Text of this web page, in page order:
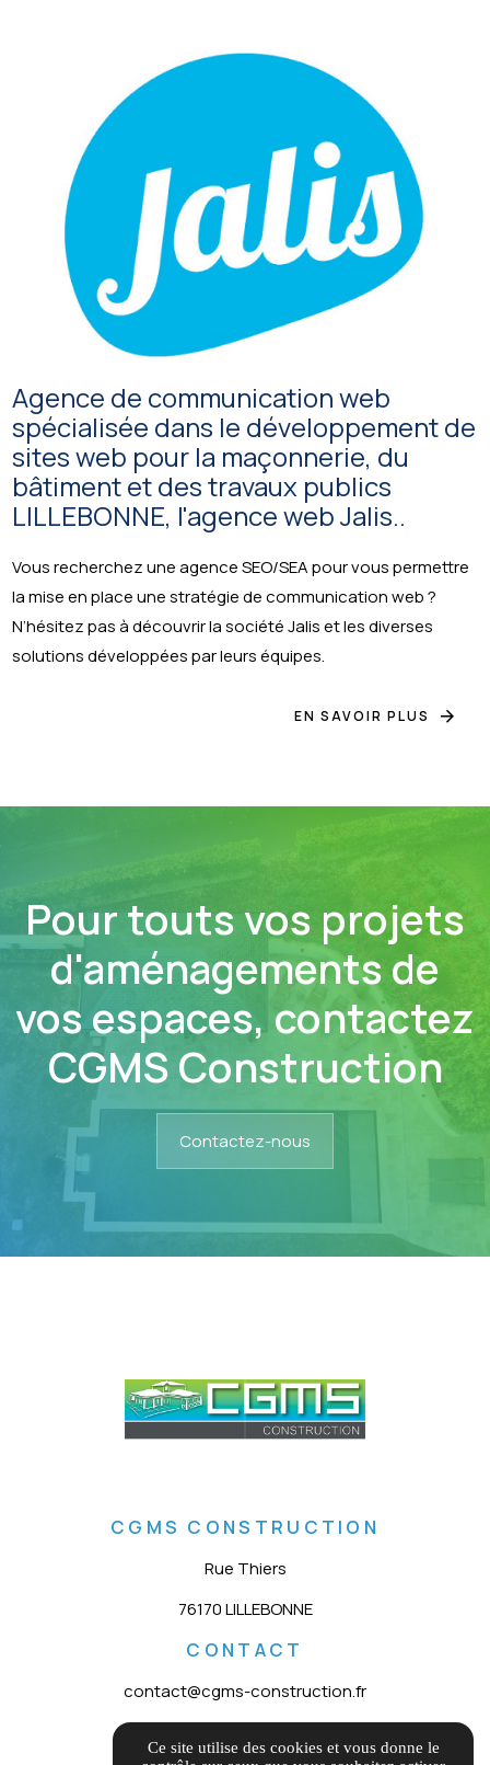
Agence de communication web
spécialisée dans le développement de
sites web pour la maçonnerie, du
bâtiment et des travaux publics
LILLEBONNE, l'agence web Jalis..
Vous recherchez une agence SEO/SEA pour vous permettre
la mise en place une stratégie de communication web ?
N’hésitez pas à découvrir la société Jalis et les diverses
solutions développées par leurs équipes.
EN SAVOIR PLUS
Pour touts vos projets
d'aménagements de
vos espaces, contactez
CGMS Construction
Contactez-nous
CGMS CONSTRUCTION
Rue Thiers
76170 LILLEBONNE
CONTACT
contact@cgms-construction.fr
Ce site utilise des cookies et vous donne le